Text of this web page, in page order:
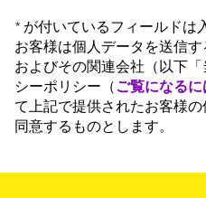
* が付いているフィールドは
お客様は個人データを送信
およびその関連会社（以下
シーポリシー（ご覧になる
て上記で提供されたお客様
同意するものとします。